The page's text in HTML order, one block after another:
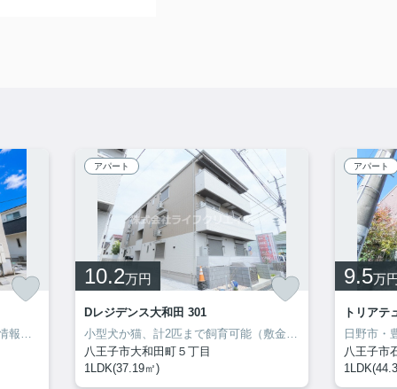
日野市の不動産会社 賃貸のことなら株式会社ライ
管理会社の特徴や地元ならではの情報も当社ならお伝え出来ます！
アパート
10.2万円
Dレジデンス大和田 301
小型犬か猫、計2匹まで飼育可能（敷金1ヶ月プラス）ネット無料
八王子市大和田町５丁目
1LDK(37.19㎡)
アパート
9.5万
トリアテ
八王子市